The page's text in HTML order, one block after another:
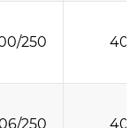
250 40
250 40